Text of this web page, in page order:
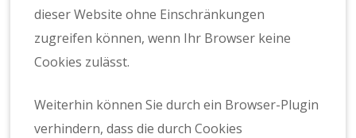
dieser Website ohne Einschränkungen
zugreifen können, wenn Ihr Browser keine
Cookies zulässt.
Weiterhin können Sie durch ein Browser-Plugin
verhindern, dass die durch Cookies